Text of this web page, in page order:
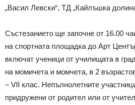
„Васил Левски“, ТД „Кайлъшка
Състезанието ще започне от 16.00
на спортната площадка до Арт
включат ученици от училищата в
на момичета и момчета, в 2
– VII клас. Непълнолетните
придружени от родител или от